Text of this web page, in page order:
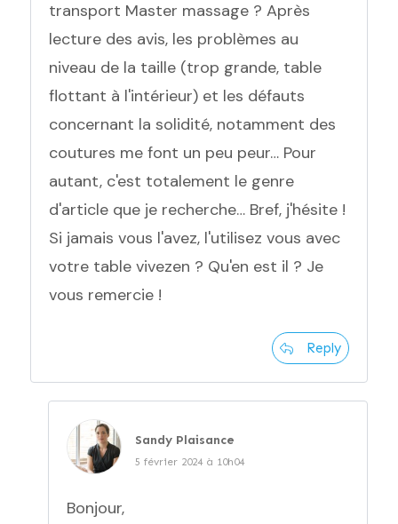
transport Master massage ? Après
lecture des avis, les problèmes au
niveau de la taille (trop grande, table
flottant à l'intérieur) et les défauts
concernant la solidité, notamment des
coutures me font un peu peur… Pour
autant, c'est totalement le genre
d'article que je recherche… Bref, j'hésite !
Si jamais vous l'avez, l'utilisez vous avec
votre table vivezen ? Qu'en est il ? Je
vous remercie !
Reply
Sandy Plaisance
5 février 2024 à 10h04
Bonjour,